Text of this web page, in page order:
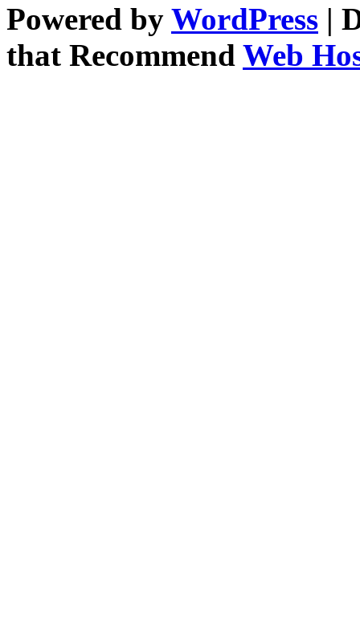
Powered by WordPress |
that Recommend Web